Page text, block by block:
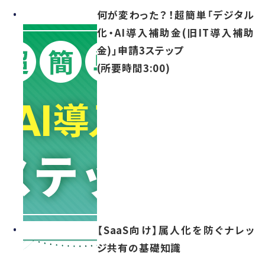
何が変わった？！超簡単「デジタル
化・AI導入補助金(旧IT導入補助
金)」申請3ステップ
(所要時間3:00)
【SaaS向け】属人化を防ぐナレッ
ジ共有の基礎知識